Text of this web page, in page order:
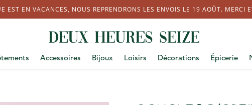
EST EN VACANCES, NOUS REPRENDRONS LES ENVOIS LE 19 AOÛT. MERCI
Accessoires Bijoux Loisirs Décorations Épicerie